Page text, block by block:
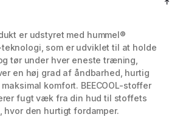
er udstyret med hummel®
teknologi, som er udviklet til at holde
tør under hver eneste træning,
en høj grad af åndbarhed, hurtig
komfort. BEECOOL-stoffer
fugt væk fra din hud til stoffets
hvor den hurtigt fordamper.